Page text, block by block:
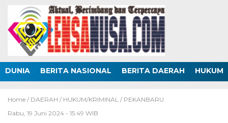
DUNIA BERITA NASIONAL BERITA DAERAH HUKUM
Home / DAERAH / HUKUM/KRIMINAL / PEKANBARU
Rabu, 19 Juni 2024 - 15:49 WIB